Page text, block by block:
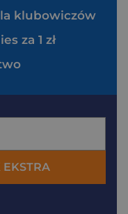
klubowiczów
za 1 zł